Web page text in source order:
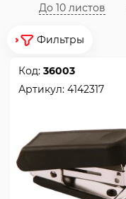
До 10 листов
Фильтры
Код:36003
Артикул:4142317